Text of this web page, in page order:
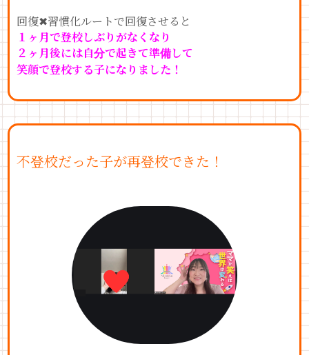
回復✖︎習慣化ルートで回復させると
１ヶ月で登校しぶりがなくなり
２ヶ月後には自分で起きて準備して
笑顔で登校する子になりました！
不登校だった子が再登校できた！